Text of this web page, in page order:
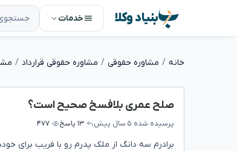
بنیاد وکلا خدمات
خانه مشاوره حقوقی مشاوره حقوقی قرارداد
صلح عمری بلافسخ صحیح است؟
پرسیده شده ۵ سال پیش ۱۳ پاسخ ۴۷۷
برادرم سه دانگ از ملک پدرم رو با فریب